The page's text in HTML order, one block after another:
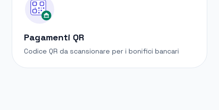
Pagamenti QR
Codice QR da scansionare per i bonifici bancari